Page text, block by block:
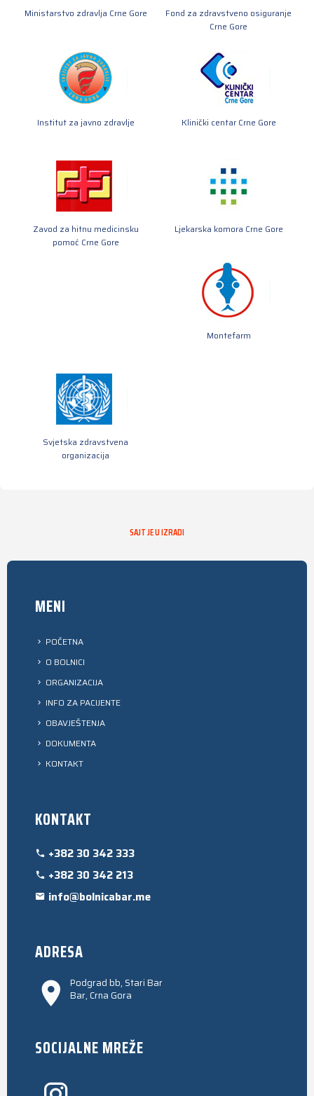
Ministarstvo zdravlja Crne Gore
Fond za zdravstveno osiguranje
Crne Gore
Institut za javno zdravlje Klinički centar Crne Gore
Zavod za hitnu medicinsku
pomoć Crne Gore
Ljekarska komora Crne Gore
Montefarm
Svjetska zdravstvena
organizacija
SAJT JE U IZRADI
MENI
POČETNA
O BOLNICI
ORGANIZACIJA
INFO ZA PACIJENTE
OBAVJEŠTENJA
DOKUMENTA
KONTAKT
KONTAKT
+382 30 342 333
+382 30 342 213
info@bolnicabar.me
ADRESA
Podgrad bb, Stari Bar
Bar, Crna Gora
SOCIJALNE MREŽE